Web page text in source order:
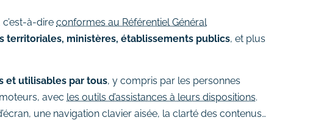
c’est-à-dire conformes au Référentiel Général
territoriales, ministères, établissements publics, et plus
et utilisables par tous, y compris par les personnes
avec les outils d’assistances à leurs dispositions.
une navigation clavier aisée, la clarté des contenus…